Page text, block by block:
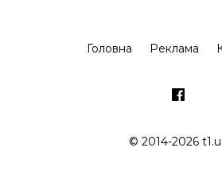
Головна Реклама
© 2014-2026